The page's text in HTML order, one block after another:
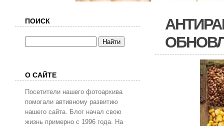
ПОИСК
О САЙТЕ
Посетители нашего фотоархива
помогали автивному развитию
нашего сайта. Блог начал свою
жизнь примерно с 1996 года. На